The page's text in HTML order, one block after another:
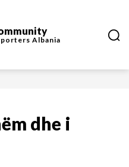
Albania
dhe i